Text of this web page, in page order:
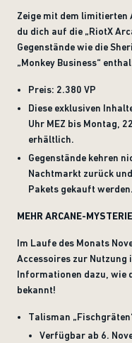
Zeige mit dem limitierten
du dich auf die „RiotX
Gegenstände wie die
„Monkey Business“
Preis: 2.380 VP
Diese exklusiven
Uhr MEZ bis Montag,
erhältlich.
Gegenstände kehren
Nachtmarkt zurück
Pakets gekauft werden.
MEHR ARCANE-
Im Laufe des Monats
Accessoires zur Nutzung
Informationen dazu, wie
bekannt!
Talisman
Verfügbar ab 6.